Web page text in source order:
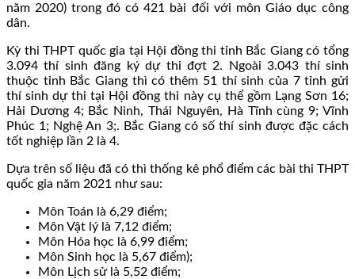
năm 2020) trong đó có 421 bài đối với môn Giáo dục công
dân.
Kỳ thi THPT quốc gia tại Hội đồng thi tỉnh Bắc Giang có tổng
3.094 thí sinh đăng ký dự thi đợt 2. Ngoài 3.043 thí sinh
thuộc tỉnh Bắc Giang thì có thêm 51 thí sinh của 7 tỉnh gửi
thí sinh dự thi tại Hội đồng thi này cụ thể gồm Lạng Sơn 16;
Hải Dương 4; Bắc Ninh, Thái Nguyên, Hà Tĩnh cùng 9; Vĩnh
Phúc 1; Nghệ An 3;. Bắc Giang có số thí sinh được đặc cách
tốt nghiệp lần 2 là 4.
Dựa trên số liệu đã có thì thống kê phổ điểm các bài thi THPT
quốc gia năm 2021 như sau:
Môn Toán là 6,29 điểm;
Môn Vật lý là 7,12 điểm;
Môn Hóa học là 6,99 điểm;
Môn Sinh học là 5,67 điểm);
Môn Lịch sử là 5,52 điểm;